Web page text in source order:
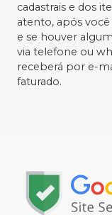
cadastrais e dos
atento, após
e se houver
via telefone ou
receberá por e-
faturado.